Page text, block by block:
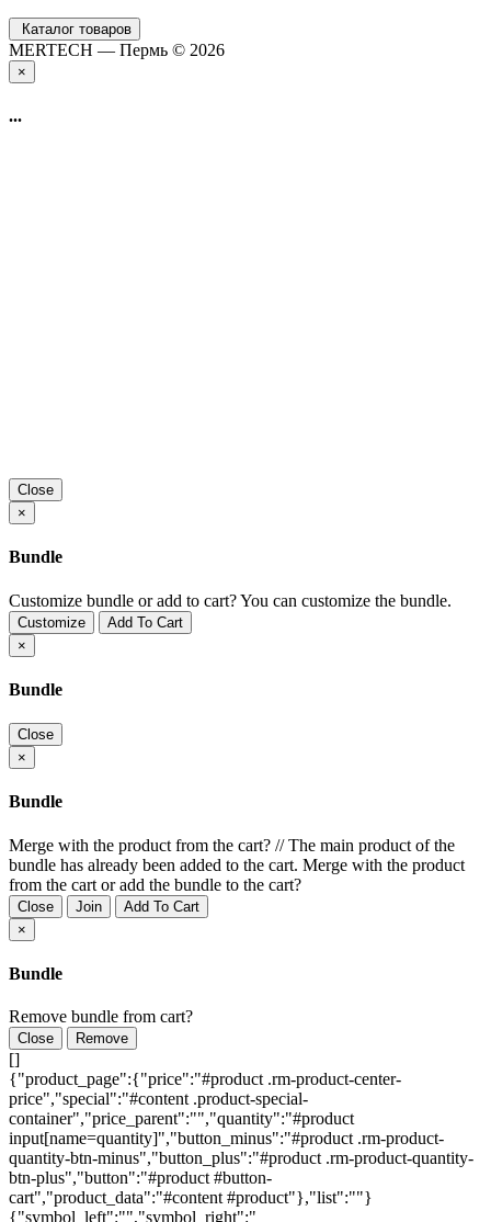
Каталог товаров
MERTECH — Пермь © 2026
×
...
Close
×
Bundle
Customize bundle or add to cart?You can customize the bundle.
Customize
Add To Cart
×
Bundle
Close
×
Bundle
Merge with the product from the cart? //The main product of the
bundle has already been added to the cart. Merge with the product
from the cart or add the bundle to the cart?
Close Join
Add To Cart
×
Bundle
Remove bundle from cart?
Close Remove
[]
{"product_page":{"price":"#product .rm-product-center-
price","special":"#content .product-special-
container","price_parent":"","quantity":"#product
input[name=quantity]","button_minus":"#product .rm-product-
quantity-btn-minus","button_plus":"#product .rm-product-quantity-
btn-plus","button":"#product #button-
cart","product_data":"#content #product"},"list":""}
{"symbol_left":"","symbol_right":"